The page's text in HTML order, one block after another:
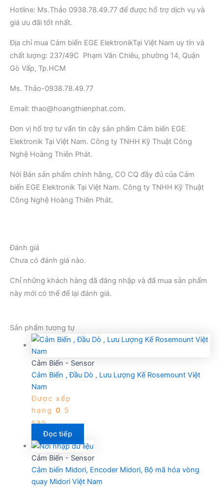
Hotline: Ms.Thảo 0938.78.49.77 để được hổ trợ dịch vụ và
giá ưu đãi tốt nhất.
Địa chỉ mua Cảm biến EGE ElektronikTại Việt Nam uy tín và
chất lượng: 237/49C Phạm Văn Chiêu, phường 14, Quận
Gò Vấp, Tp.HCM
Ms. Thảo-0938.78.49.77
Email: thao@hoangthienphat.com.
Đơn vị hổ trợ tư vấn tin cậy sản phẩm Cảm biến EGE
Elektronik Tại Việt Nam. Công ty TNHH Kỹ Thuật Công
Nghệ Hoàng Thiên Phát.
Nới Bán sản phẩm chính hãng, CO CQ đầy đủ của Cảm
biến EGE Elektronik Tại Việt Nam. Công ty TNHH Kỹ Thuật
Công Nghệ Hoàng Thiên Phát.
Đánh giá
Chưa có đánh giá nào.
Chỉ những khách hàng đã đăng nhập và đã mua sản phẩm
này mới có thể để lại đánh giá.
Sản phẩm tương tự
Cảm Biến - Sensor
Cảm Biến , Đầu Dò , Lưu Lượng Kế Rosemount Việt
Nam
Được xếp
hạng 0 5
sao
Đọc tiếp
Cảm Biến - Sensor
Cảm biến Midori, Encoder Midori, Bộ mã hóa vòng
quay Midori Việt Nam